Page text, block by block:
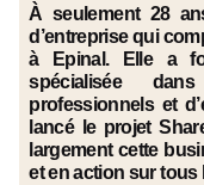
À seulement 28
d’entreprise qui
à Epinal. Elle a
spécialisée
professionnels et
lancé le projet
largement cette
et en action sur tous